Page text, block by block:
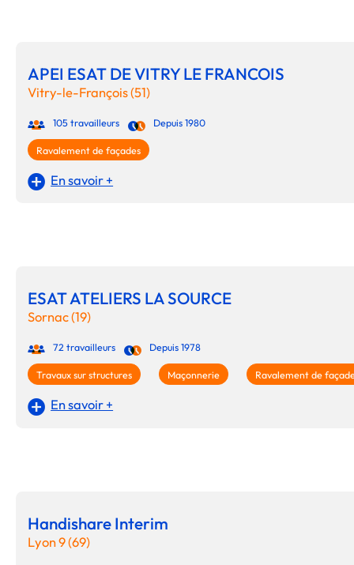
APEI ESAT DE VITRY LE FRANCOIS
Vitry-le-François (51)
105 travailleurs Depuis 1980
Ravalement de façades
En savoir +
ESAT ATELIERS LA SOURCE
Sornac (19)
72 travailleurs Depuis 1978
Travaux sur structures Maçonnerie Ravalement de
En savoir +
Handishare Interim
Lyon 9 (69)